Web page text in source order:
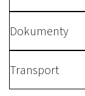
Dokumenty
Transport